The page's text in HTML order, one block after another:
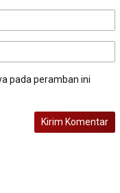
pada peramban ini